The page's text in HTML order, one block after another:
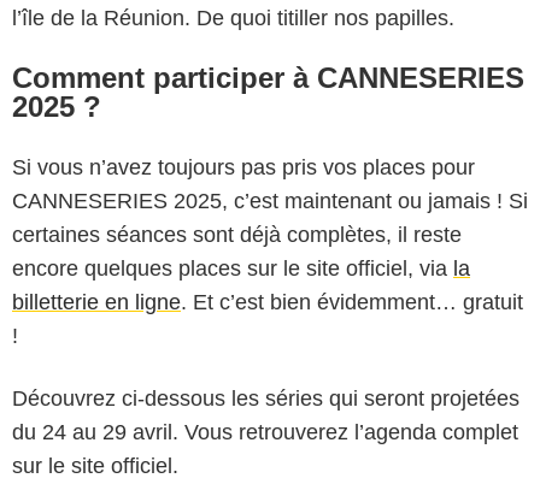
l’île de la Réunion. De quoi titiller nos papilles.
Comment participer à CANNESERIES
2025 ?
Si vous n’avez toujours pas pris vos places pour
CANNESERIES 2025, c’est maintenant ou jamais ! Si
certaines séances sont déjà complètes, il reste
encore quelques places sur le site officiel, via la
billetterie en ligne. Et c’est bien évidemment… gratuit
!
Découvrez ci-dessous les séries qui seront projetées
du 24 au 29 avril. Vous retrouverez l’agenda complet
sur le site officiel.